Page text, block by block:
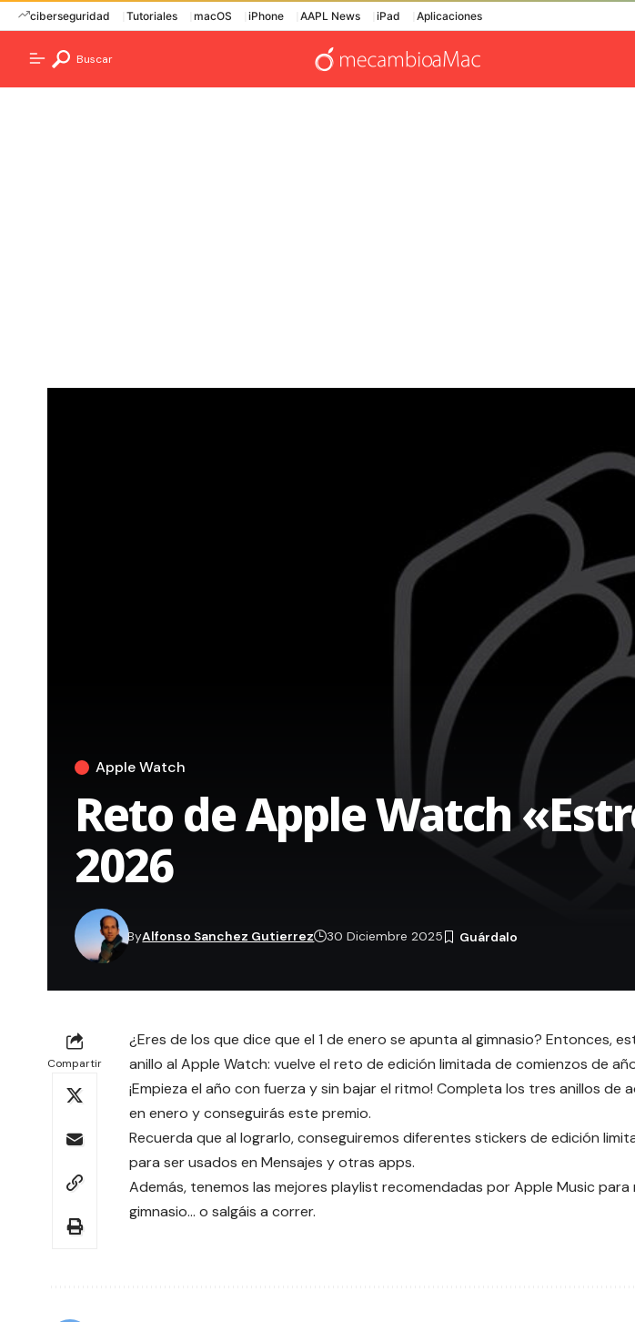
ciberseguridad Tutoriales macOS iPhone AAPL News iPad Aplicaciones
Buscar
Apple Watch
Reto de Apple Watch
2026
ByAlfonso Sanchez Gutierrez 30 Diciembre 2025
Compartir
¿Eres de los que dice que el 1 de enero se apunta al gimnasio? Entonces,
anillo al Apple Watch: vuelve el reto de edición limitada de comienzos de
¡Empieza el año con fuerza y sin bajar el ritmo! Completa los tres anillos de
en enero y conseguirás este premio.
Recuerda que al lograrlo, conseguiremos diferentes stickers de edición
para ser usados en Mensajes y otras apps.
Además, tenemos las mejores playlist recomendadas por Apple Musicpara
gimnasio… o salgáis a correr.